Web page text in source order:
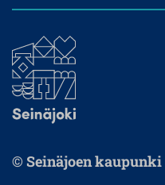
© Seinäjoen kaupunki